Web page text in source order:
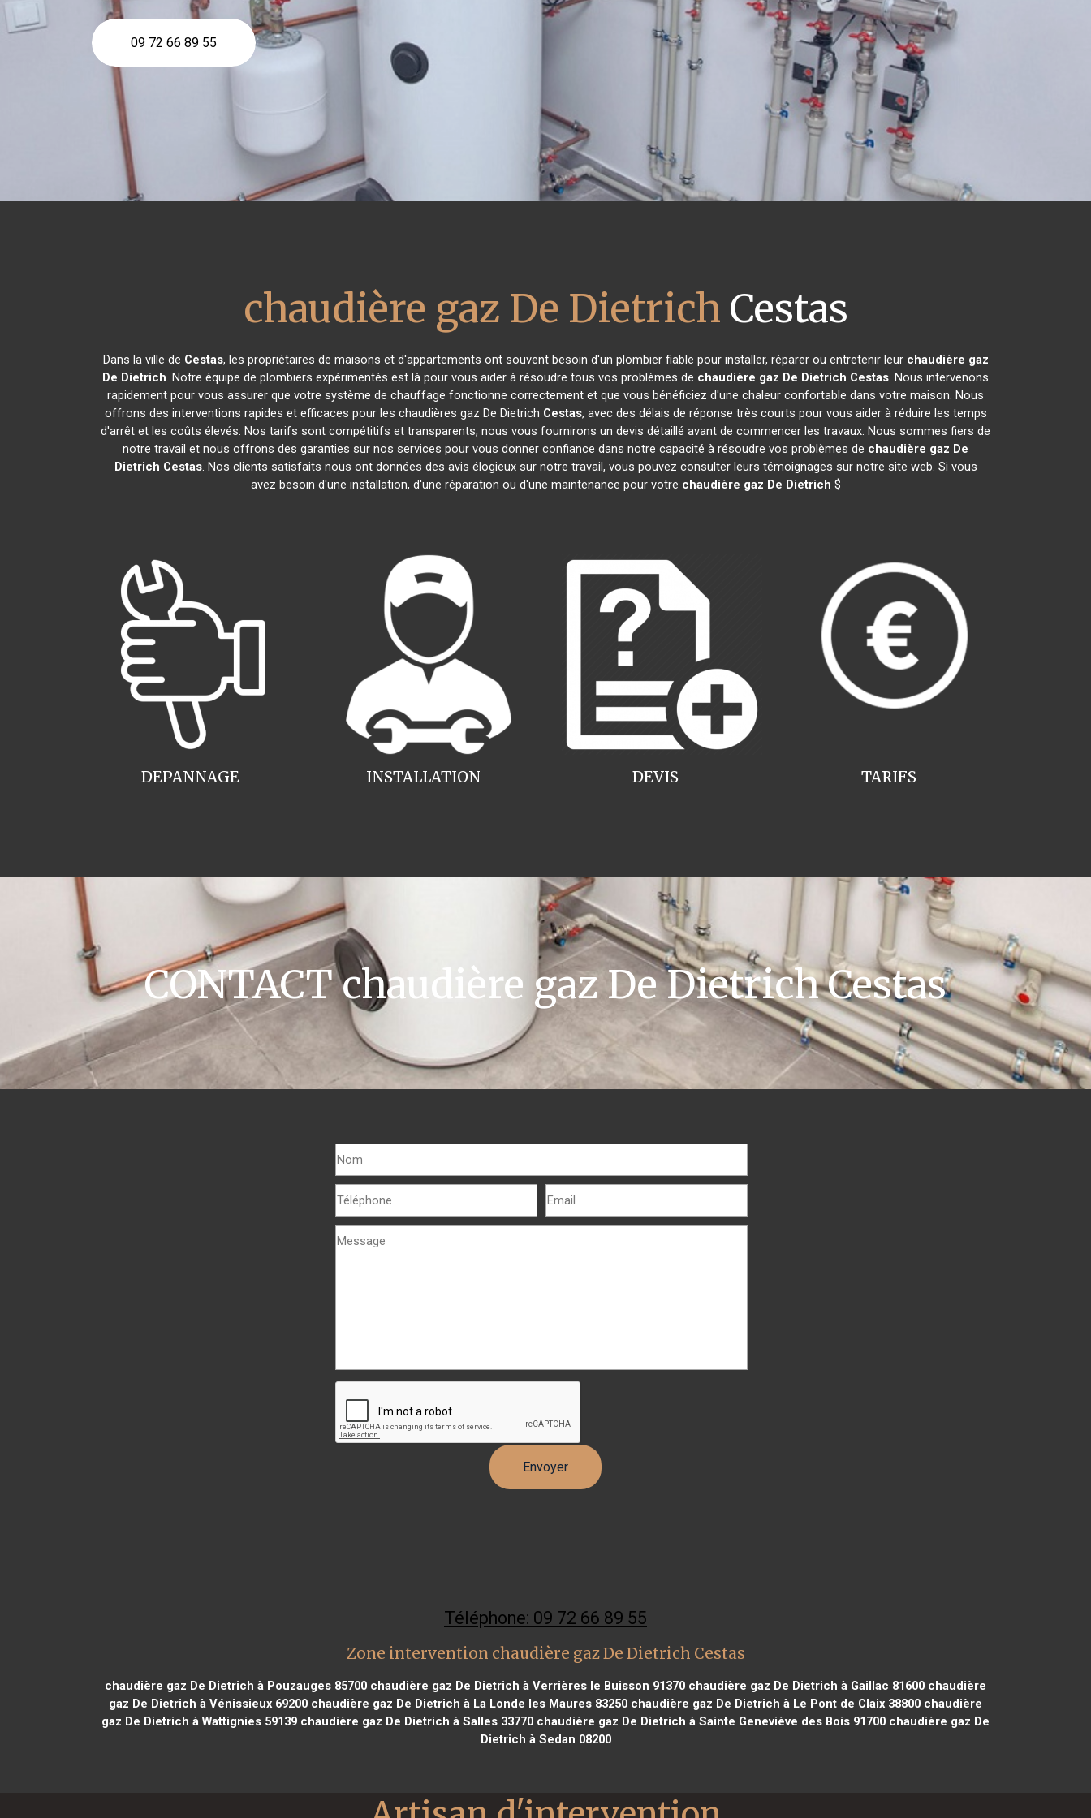
09 72 66 89 55
chaudière gaz De Dietrich Cestas
Dans la ville de Cestas, les propriétaires de maisons et d'appartements ont souvent besoin d'un plombier fiable pour installer, réparer ou entretenir leur chaudière gaz
De Dietrich. Notre équipe de plombiers expérimentés est là pour vous aider à résoudre tous vos problèmes de chaudière gaz De Dietrich Cestas. Nous intervenons
rapidement pour vous assurer que votre système de chauffage fonctionne correctement et que vous bénéficiez d'une chaleur confortable dans votre maison. Nous
offrons des interventions rapides et efficaces pour les chaudières gaz De Dietrich Cestas, avec des délais de réponse très courts pour vous aider à réduire les temps
d'arrêt et les coûts élevés. Nos tarifs sont compétitifs et transparents, nous vous fournirons un devis détaillé avant de commencer les travaux. Nous sommes fiers de
notre travail et nous offrons des garanties sur nos services pour vous donner confiance dans notre capacité à résoudre vos problèmes de chaudière gaz De
Dietrich Cestas. Nos clients satisfaits nous ont données des avis élogieux sur notre travail, vous pouvez consulter leurs témoignages sur notre site web. Si vous
avez besoin d'une installation, d'une réparation ou d'une maintenance pour votre chaudière gaz De Dietrich $
INSTALLATION
DEPANNAGE TARIFS
DEVIS
CONTACT chaudière gaz De Dietrich Cestas
Téléphone: 09 72 66 89 55
Zone intervention chaudière gaz De Dietrich Cestas
chaudière gaz De Dietrich à Pouzauges 85700 chaudière gaz De Dietrich à Verrières le Buisson 91370 chaudière gaz De Dietrich à Gaillac 81600 chaudière
gaz De Dietrich à Vénissieux 69200 chaudière gaz De Dietrich à La Londe les Maures 83250 chaudière gaz De Dietrich à Le Pont de Claix 38800 chaudière
gaz De Dietrich à Wattignies 59139 chaudière gaz De Dietrich à Salles 33770 chaudière gaz De Dietrich à Sainte Geneviève des Bois 91700 chaudière gaz De
Dietrich à Sedan 08200